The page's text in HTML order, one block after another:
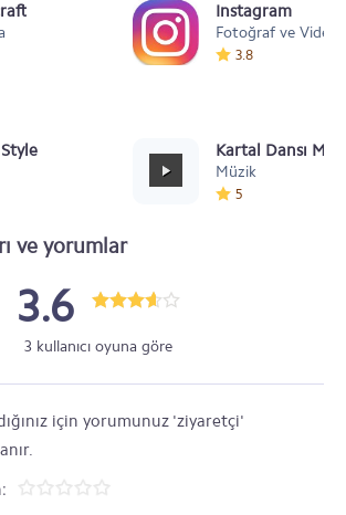
Instagram
Fotoğraf ve Video
3.8
Kartal Dansı
Müzik
5
ve yorumlar
3.6
3 kullanıcı oyuna göre
için yorumunuz 'ziyaretçi'